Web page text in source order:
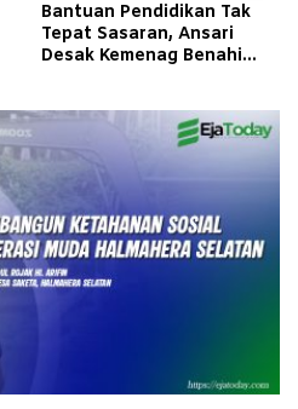
Bantuan Pendidikan Tak
Tepat Sasaran, Ansari
Desak Kemenag Benahi